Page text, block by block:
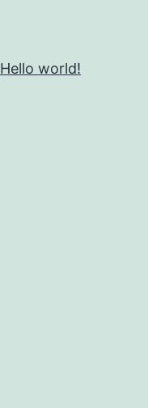
Hello world!